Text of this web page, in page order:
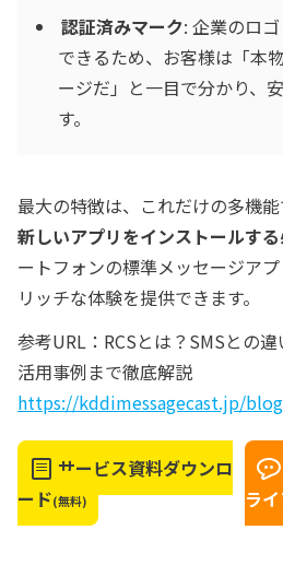
認証済みマーク: 企業のロ
できるため、お客様は「本
ージだ」と一目で分かり、
す。
最大の特徴は、これだけの多機能
新しいアプリをインストールす
ートフォンの標準メッセージア
リッチな体験を提供できます。
参考URL：RCSとは？SMSとの
活用事例まで徹底解説
https://kddimessagecast.jp/
サービス資料ダウンロ
ード(無料)
ラ